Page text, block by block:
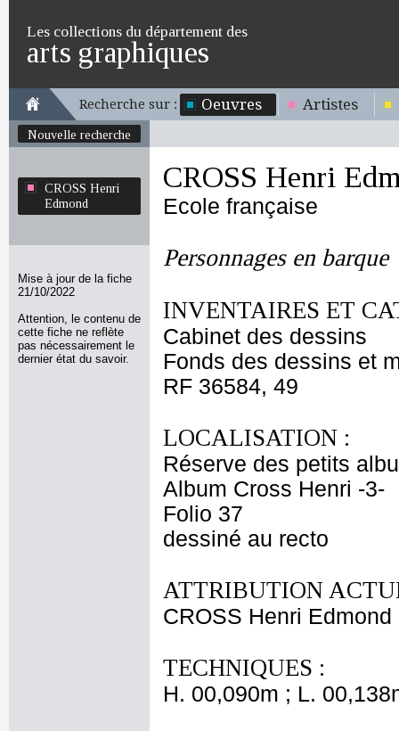
Les collections du département des
arts graphiques
Recherche sur : Oeuvres Artistes
Nouvelle recherche
CROSS Henri
Edmond
Mise à jour de la fiche
21/10/2022
Attention, le contenu de
cette fiche ne reflète
pas nécessairement le
dernier état du savoir.
CROSS Henri
Ecole française
Personnages en barque
INVENTAIRES ET
Cabinet des dessins
Fonds des dessins et
RF 36584, 49
LOCALISATION :
Réserve des petits
Album Cross Henri -3-
Folio 37
dessiné au recto
ATTRIBUTION
CROSS Henri Edmond
TECHNIQUES :
H. 00,090m ; L.